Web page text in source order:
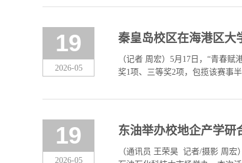
19
2026-05
秦皇岛校区在海港区大
（记者 周宏）5月17日，“青春
奖1项、三等奖2项，包揽该赛事
19
2026-05
东油举办校地企产学研
（通讯员 王荣昊 记者/摄影 周